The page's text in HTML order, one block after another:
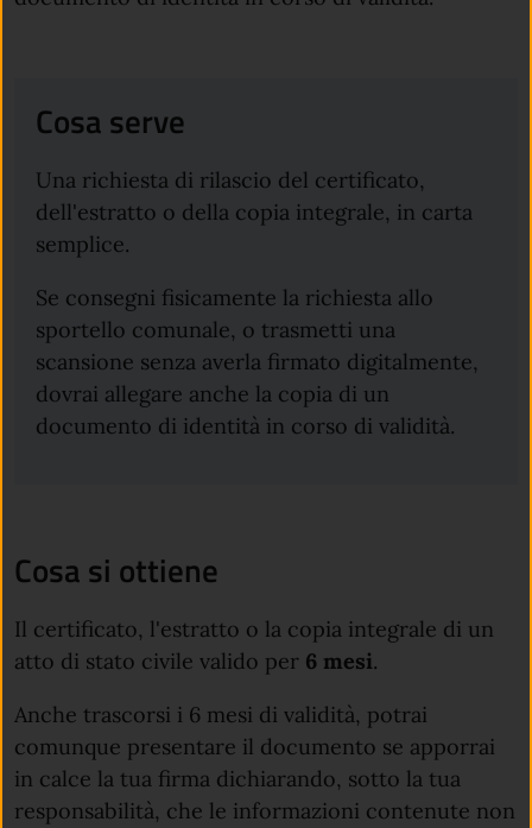
Cosa serve
Una richiesta di rilascio del certificato,
dell'estratto o della copia integrale, in carta
semplice.
Se consegni fisicamente la richiesta allo
sportello comunale, o trasmetti una
scansione senza averla firmato digitalmente,
dovrai allegare anche la copia di un
documento di identità in corso di validità.
Cosa si ottiene
Il certificato, l'estratto o la copia integrale di un
atto di stato civile valido per 6 mesi.
Anche trascorsi i 6 mesi di validità, potrai
comunque presentare il documento se apporrai
in calce la tua firma dichiarando, sotto la tua
responsabilità, che le informazioni contenute non